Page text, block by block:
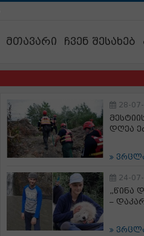
მთავარი ჩვენ შესახებ
28-
დღეა
24-
„წინა
–